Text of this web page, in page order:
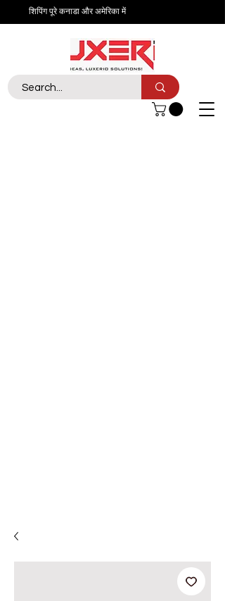
शिपिंग पूरे कनाडा और अमेरिका में